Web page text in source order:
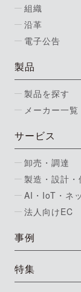
組織
沿革
電子公告
製品
製品を探す
メーカー一覧
サービス
卸売・調達
製造・設計・
AI・IoT・ネ
法人向けEC
事例
特集